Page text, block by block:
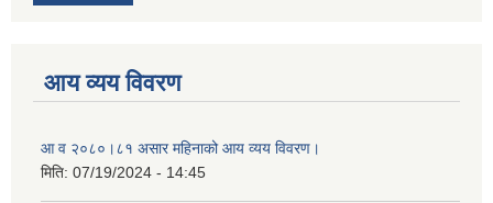
आय व्यय विवरण
आ व २०८०।८१ असार महिनाको आय व्यय विवरण।
मिति: 07/19/2024 - 14:45